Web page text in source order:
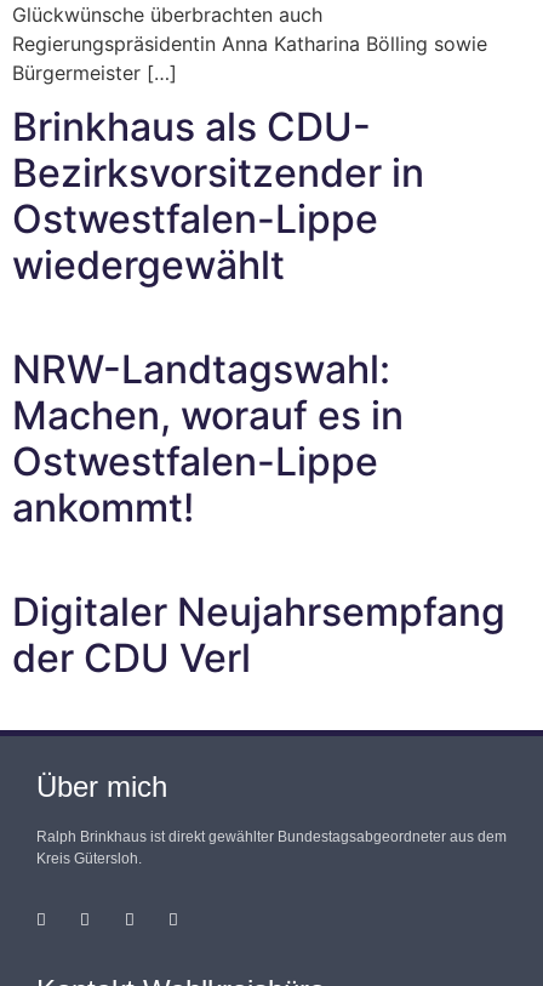
Glückwünsche überbrachten auch
Regierungspräsidentin Anna Katharina Bölling sowie
Bürgermeister […]
Brinkhaus als CDU-
Bezirksvorsitzender in
Ostwestfalen-Lippe
wiedergewählt
NRW-Landtagswahl:
Machen, worauf es in
Ostwestfalen-Lippe
ankommt!
Digitaler Neujahrsempfang
der CDU Verl
Über mich
Ralph Brinkhaus ist direkt gewählter Bundestagsabgeordneter aus dem
Kreis Gütersloh.